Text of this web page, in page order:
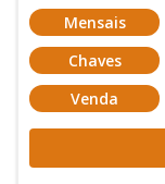
Mensais
Chaves
Venda